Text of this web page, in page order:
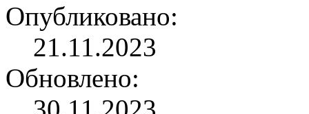
Опубликовано:
21.11.2023
Обновлено: